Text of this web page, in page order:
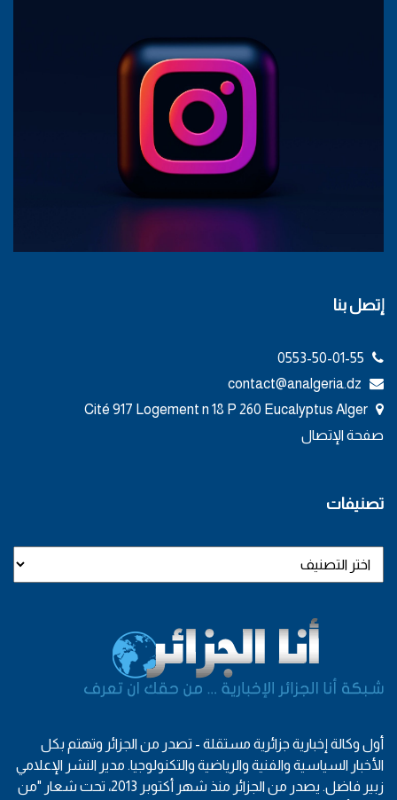
إتصل بنا
صفحة الإتصال
تصنيفات
أول وكالة إخبارية جزائرية مستقلة - تصدر من الجزائر وتهتم بكل
الأخبار السياسية والفنية والرياضية والتكنولوجيا. مدير النشر الإعلامي
زبير فاضل. يصدر من الجزائر منذ شهر أكتوبر 2013، تحت شعار "من